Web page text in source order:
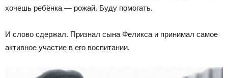
хочешь ребёнка — рожай. Буду помогать.
И слово сдержал. Признал сына Феликса и принимал самое
активное участие в его воспитании.